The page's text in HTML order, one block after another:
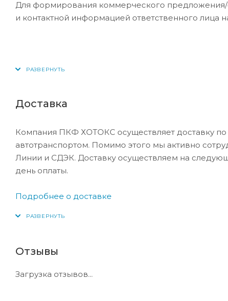
Для формирования коммерческого предложения/
и контактной информацией ответственного лица
Доставка
Компания ПКФ ХОТОКС осуществляет доставку
автотранспортом. Помимо этого мы активно
Линии и СДЭК. Доставку осуществляем на
день оплаты.
Подробнее о доставке
Отзывы
Загрузка отзывов...